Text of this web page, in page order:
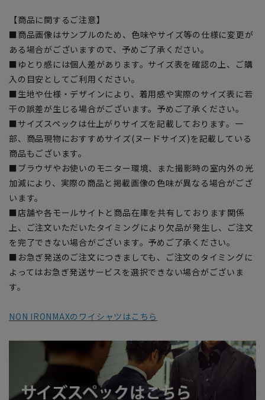
【商品に関するご注意】
■商品画像はサンプルのため、色味やサイズ等の仕様に変更が
ある場合がございますので、予めご了承ください。
■ゆとり感には個人差があります。サイズ表を確認の上、ご購
入の目安としてご利用ください。
■生地や仕様・デザインにより、着用感や実際のサイズ表に若
干の誤差が生じる場合がございます。予めご了承ください。
■サイズスペックは仕上がりサイズを記載しております。一
部、商品現物におすすめサイズ(ヌードサイズ)を記載している
商品もございます。
■ブラウザやお使いのモニター環境、また撮影時の室内外の光
加減により、実際の商品と掲載画像の色味が異なる場合がござ
います。
■店舗や各モールサイトと商品在庫を共有しております関係
上、ご注文いただいたタイミングにより欠品が発生し、ご注文
を完了できない場合がございます。予めご了承ください。
■お急ぎ発送のご注文につきましても、ご注文のタイミングに
よってはお急ぎ発送サービスを選択できない場合がございま
す。
NON IRONMAXのワイシャツはこちら